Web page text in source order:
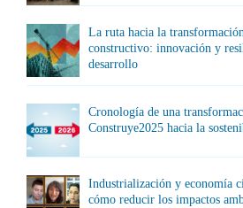
La ruta hacia la
constructivo: innovación y
desarrollo
Cronología de una
Construye2025 hacia la
Industrialización y economía
cómo reducir los impactos